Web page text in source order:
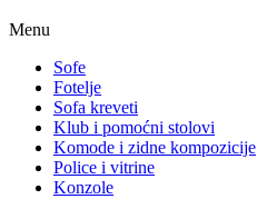
Menu
Sofe
Fotelje
Sofa kreveti
Klub i pomoćni stolovi
Komode i zidne kompozicije
Police i vitrine
Konzole